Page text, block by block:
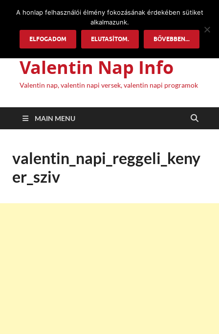
Valentin Nap Info
Valentin nap, valentin napi versek, valentin napi programok
MAIN MENU
valentin_napi_reggeli_keny
er_sziv
A honlap felhasználói élmény fokozásának érdekében sütiket
alkalmazunk.
ELFOGADOM ELUTASÍTOM. BŐVEBBEN...